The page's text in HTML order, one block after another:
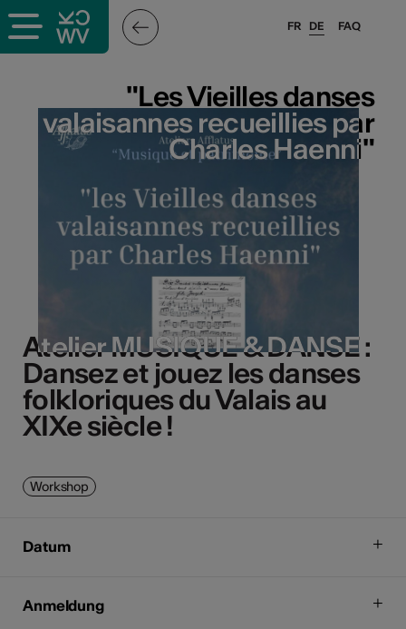
FAQ
FR DE
"Les Vieilles danses
valaisannes recueillies par
Charles Haenni"
Atelier MUSIQUE & DANSE :
Dansez et jouez les danses
folkloriques du Valais au
XIXe siècle !
"Les Vieilles danses
valaisannes recueillies par
Charles Haenni"
Atelier MUSIQUE & DANSE :
Dansez et jouez les danses
folkloriques du Valais au
XIXe siècle !
Workshop
Datum
Anmeldung